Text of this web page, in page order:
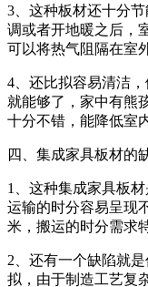
3、这种板材还十分
调或者开地暖之后，
可以将热气阻隔在室
4、还比拟容易清洁
就能够了，家中有熊
十分不错，能降低室
四、集成家具板材的
1、这种集成家具板
运输的时分容易呈现
米，搬运的时分需求
2、还有一个缺陷就
拟，由于制造工艺复